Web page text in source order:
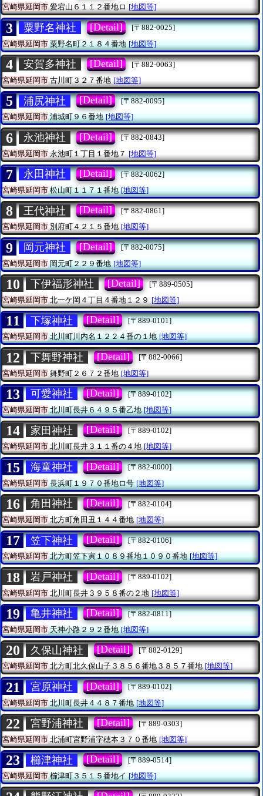
宮崎県延岡市愛宕山６１１２番地ロ [地図等]
3 粟野名神社 [Detail]
[〒882-0025]
宮崎県延岡市粟野名町２１８４番地 [地図等]
4 安賀多神社 [Detail]
[〒882-0063]
宮崎県延岡市 古川町３２７番地 [地図等]
5 浦尻神社 [Detail]
[〒882-0095]
宮崎県延岡市浦城町９６番地 [地図等]
6 永池神社 [Detail]
[〒882-0843]
宮崎県延岡市 永池町１丁目１番地７ [地図等]
7 永田神社 [Detail]
[〒882-0062]
宮崎県延岡市松山町１１７１番地 [地図等]
8 王代神社 [Detail]
[〒882-0861]
宮崎県延岡市別府町４２１５番地 [地図等]
9 岡元神社 [Detail]
[〒882-0075]
宮崎県延岡市岡元町２２９番地 [地図等]
10 下伊福形神社 [Detail]
[〒889-0505]
宮崎県延岡市 北一ケ岡４丁目４番地１２９ [地図等]
11 下塚神社 [Detail]
[〒889-0101]
宮崎県延岡市北川町川内名１２２４番の１地 [地図等]
12 下舞野神社 [Detail]
[〒882-0066]
宮崎県延岡市 舞野町２６７２番地 [地図等]
13 可愛神社 [Detail]
[〒889-0102]
宮崎県延岡市北川町長井６４９５番乙地 [地図等]
14 家田神社 [Detail]
[〒889-0102]
宮崎県延岡市北川町長井３１１番の４地 [地図等]
15 海童神社 [Detail]
[〒882-0000]
宮崎県延岡市長浜町１９７０番地ロ号 [地図等]
16 角田神社 [Detail]
[〒882-0104]
宮崎県延岡市 北方町角田丑１４４番地 [地図等]
17 笠下神社 [Detail]
[〒882-0106]
宮崎県延岡市北方町笠下寅１０８９番地１０９０番地 [地図等]
18 岩戸神社 [Detail]
[〒889-0102]
宮崎県延岡市 北川町長井３９５８番の２地 [地図等]
19 亀井神社 [Detail]
[〒882-0811]
宮崎県延岡市天神小路２９２番地 [地図等]
20 久保山神社 [Detail]
[〒882-0129]
宮崎県延岡市北方町北久保山子３８５６番地３８５７番地 [地図等]
21 宮原神社 [Detail]
[〒889-0102]
宮崎県延岡市北川町長井４４８７番地 [地図等]
22 宮野浦神社 [Detail]
[〒889-0303]
宮崎県延岡市 北浦町宮野浦字穂本３７０番地 [地図等]
23 櫛津神社 [Detail]
[〒889-0514]
宮崎県延岡市櫛津町３５１５番地イ [地図等]